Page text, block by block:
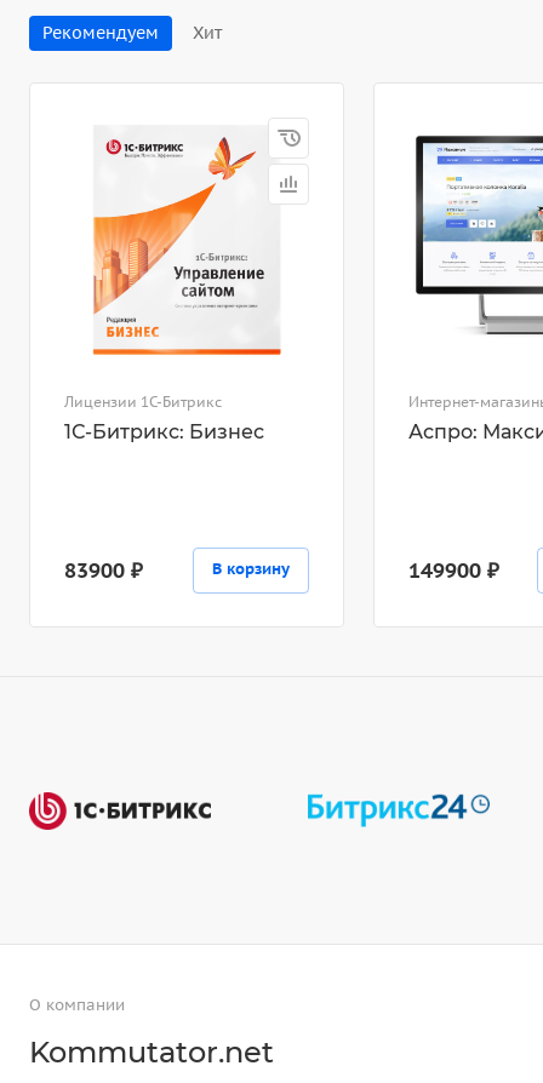
Рекомендуем Хит
Лицензии 1С-Битрикс
1С-Битрикс: Бизнес
83900 ₽ В корзину
Интернет-
Аспро:
149900 ₽
О компании
Kommutator.net